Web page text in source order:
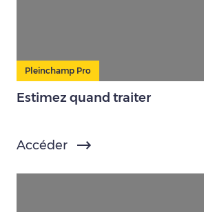
Pleinchamp Pro
Estimez quand traiter
Accéder